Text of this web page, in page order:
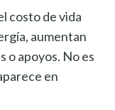
costo de vida
aumentan
o apoyos. No es
en